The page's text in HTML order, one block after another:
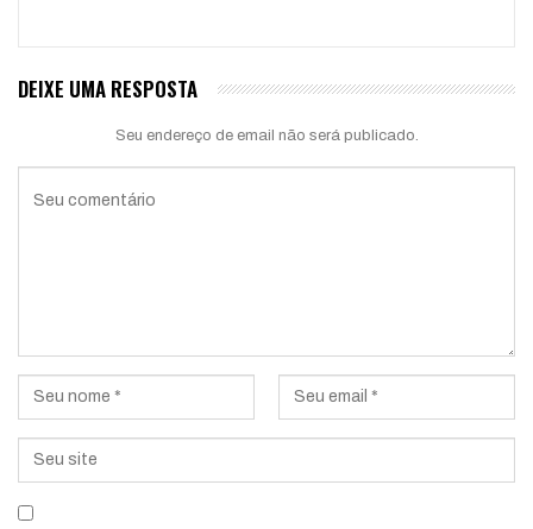
DEIXE UMA RESPOSTA
Seu endereço de email não será publicado.